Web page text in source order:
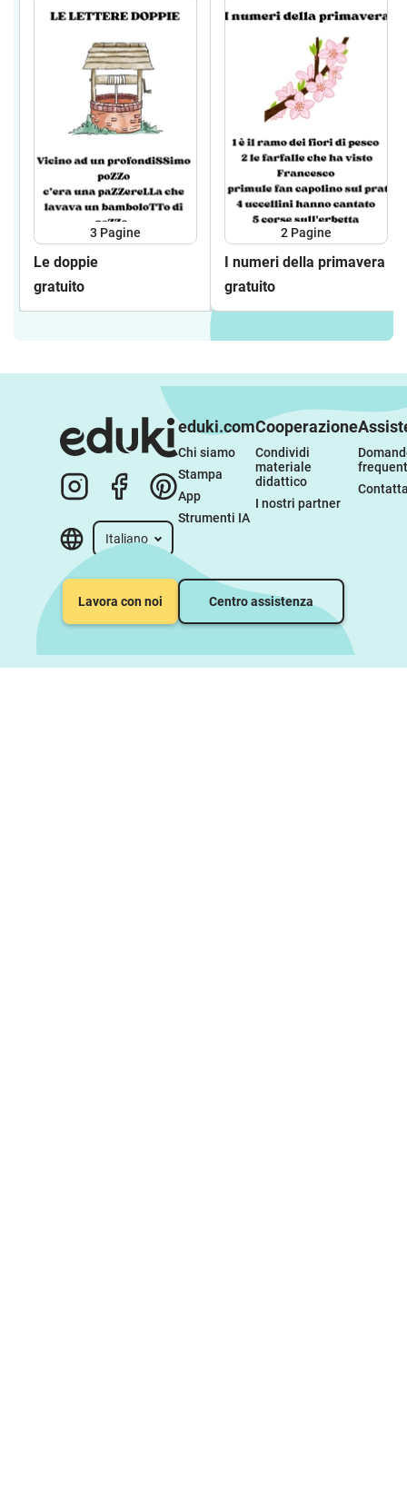
3 Pagine
Le doppie
gratuito
2 Pagine
I numeri della primavera
gratuito
Italiano
eduki.com
Chi siamo
Stampa
App
Strumenti IA
Cooperazione
Condividi
materiale
didattico
I nostri partner
Lavora con noi Centro assistenza